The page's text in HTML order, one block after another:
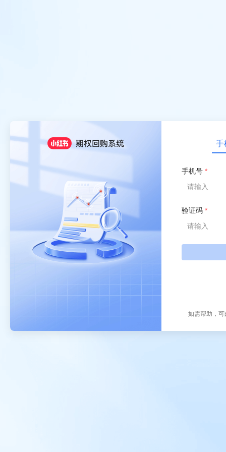
手
手机号
验证码
如需帮助，